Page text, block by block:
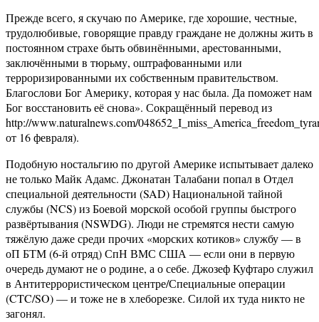
Прежде всего, я скучаю по Америке, где хорошие, честные,
трудолюбивые, говорящие правду граждане не должны жить в
постоянном страхе быть обвинёнными, арестованными,
заключёнными в тюрьму, оштрафованными или
терроризированными их собственным правительством.
Благослови Бог Америку, которая у нас была. Да поможет нам
Бог восстановить её снова». Сокращённый перевод из
http://www.naturalnews.com/
от 16 февраля).
Подобную ностальгию по другой Америке испытывает далеко
не только Майк Адамс. Джонатан Талабани попал в Отдел
специальной деятельности (SAD) Национальной тайной
службы (NCS) из Боевой морской особой группы быстрого
развёртывания (NSWDG). Люди не стремятся нести самую
тяжёлую даже среди прочих «морских котиков» службу — в
оП БТМ (6-й отряд) СпН ВМС США — если они в первую
очередь думают не о родине, а о себе. Джозеф Куфтаро служил
в Антитеррористическом центре/Специальные операции
(CTC/SO) — и тоже не в хлеборезке. Силой их туда никто не
загонял.